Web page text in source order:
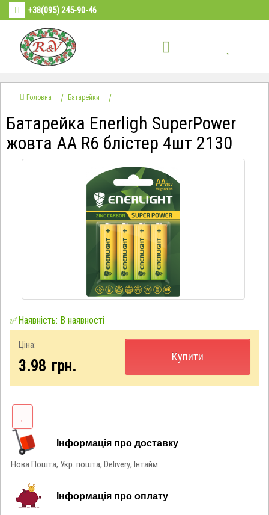
+38(095) 245-90-46
Головна Батарейки
Батарейка Enerligh SuperPower
жовта АА R6 блістер 4шт 2130
✅Наявність: В наявності
Ціна:
3.98 грн.
Купити
Інформація про доставку
Нова Пошта; Укр. пошта; Delivery; Інтайм
Інформація про оплату